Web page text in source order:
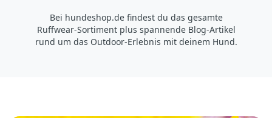
Bei hundeshop.de findest du das gesamte
Ruffwear-Sortiment plus spannende Blog-Artikel
rund um das Outdoor-Erlebnis mit deinem Hund.